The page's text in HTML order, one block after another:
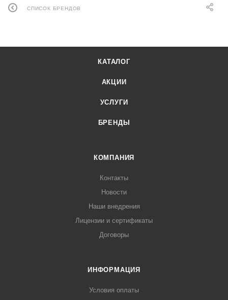
СПИСОК БРЕНДОВ
КАТАЛОГ
АКЦИИ
УСЛУГИ
БРЕНДЫ
КОМПАНИЯ
Контакты
Новости
Наши внедрения
Лицензии и сертификаты
Договоры
ИНФОРМАЦИЯ
Условия оплаты